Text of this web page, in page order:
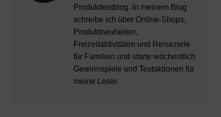
Produkttestblog. In meinem Blog
schreibe ich über Online-Shops,
Produktneuheiten,
Freizeitaktivitäten und Reiseziele
für Familien und starte wöchentlich
Gewinnspiele und Testaktionen für
meine Leser.